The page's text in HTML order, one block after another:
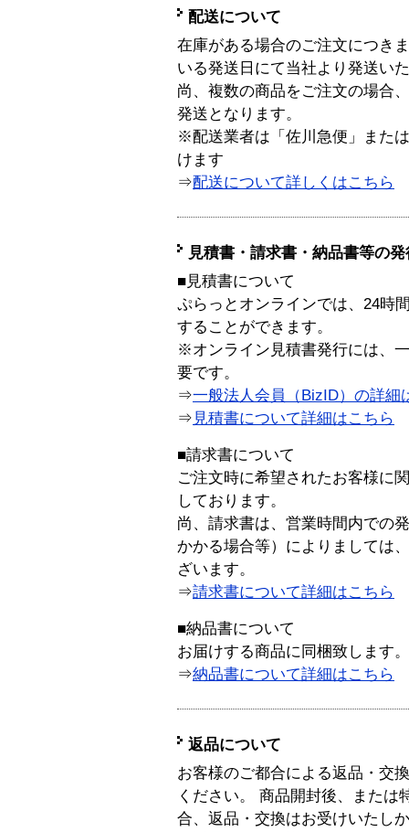
配送について
在庫がある場合のご注文につき
いる発送日にて当社より発送い
尚、複数の商品をご注文の場合
発送となります。
※配送業者は「佐川急便」また
けます
⇒配送について詳しくはこちら
見積書・請求書・納品書等の
■見積書について
ぷらっとオンラインでは、24時
することができます。
※オンライン見積書発行には、
要です。
⇒一般法人会員（BizID）の詳細
⇒ 見積書について詳細はこちら
■請求書について
ご注文時に希望されたお客様に
しております。
尚、請求書は、営業時間内での
かかる場合等）によりましては
ざいます。
⇒請求書について詳細はこちら
■納品書について
お届けする商品に同梱致します。
⇒納品書について詳細はこちら
返品について
お客様のご都合による返品・交
ください。 商品開封後、または
合、返品・交換はお受けいたし